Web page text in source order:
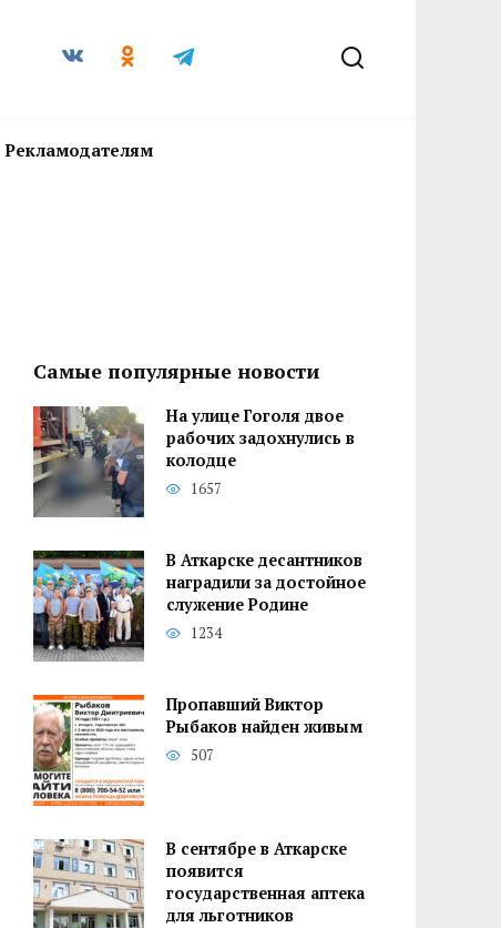
Рекламодателям
Самые популярные новости
На улице Гоголя двое
рабочих задохнулись в
колодце
1657
В Аткарске десантников
наградили за достойное
служение Родине
1234
Пропавший Виктор
Рыбаков найден живым
507
В сентябре в Аткарске
появится
государственная аптека
для льготников